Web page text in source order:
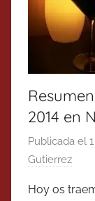
2014 en
Publicada el
Gutierrez
Hoy os